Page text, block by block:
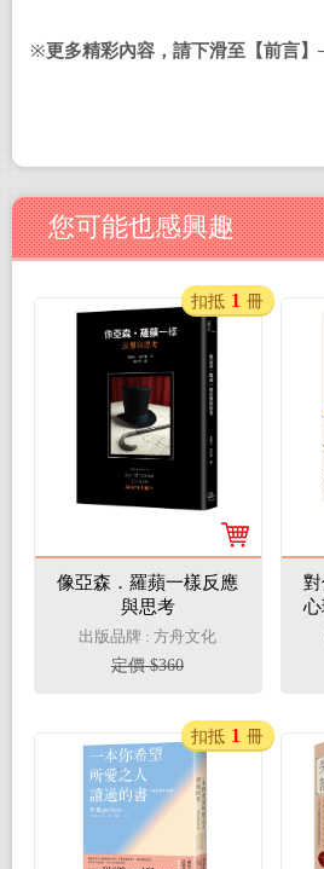
※更多精彩內容，請下滑至【前言
您可能也感興趣
像亞森．羅蘋一樣反應
與思考
出版品牌 : 方舟文化
定價 $360
扣抵 1 冊
扣抵 1 冊